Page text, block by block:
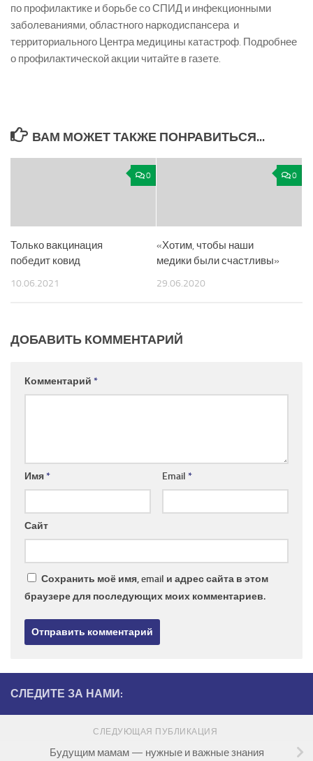
по профилактике и борьбе со СПИД и инфекционными
заболеваниями, областного наркодиспансера и
территориального Центра медицины катастроф. Подробнее
о профилактической акции читайте в газете.
ВАМ МОЖЕТ ТАКЖЕ ПОНРАВИТЬСЯ...
0
Только вакцинация
победит ковид
10.06.2021
0
«Хотим, чтобы наши
медики были счастливы»
29.06.2020
ДОБАВИТЬ КОММЕНТАРИЙ
Комментарий *
Имя* Email *
Сайт
Сохранить моё имя, email и адрес сайта в этом
браузере для последующих моих комментариев.
СЛЕДИТЕ ЗА НАМИ:
СЛЕДУЮЩАЯ ПУБЛИКАЦИЯ
Будущим мамам — нужные и важные знания